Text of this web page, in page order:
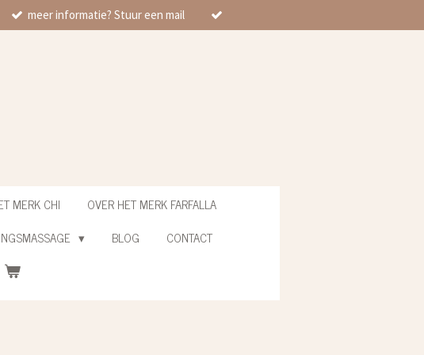
meer informatie? Stuur een mail
MERK CHI
OVER HET MERK FARFALLA
BLOG
CONTACT